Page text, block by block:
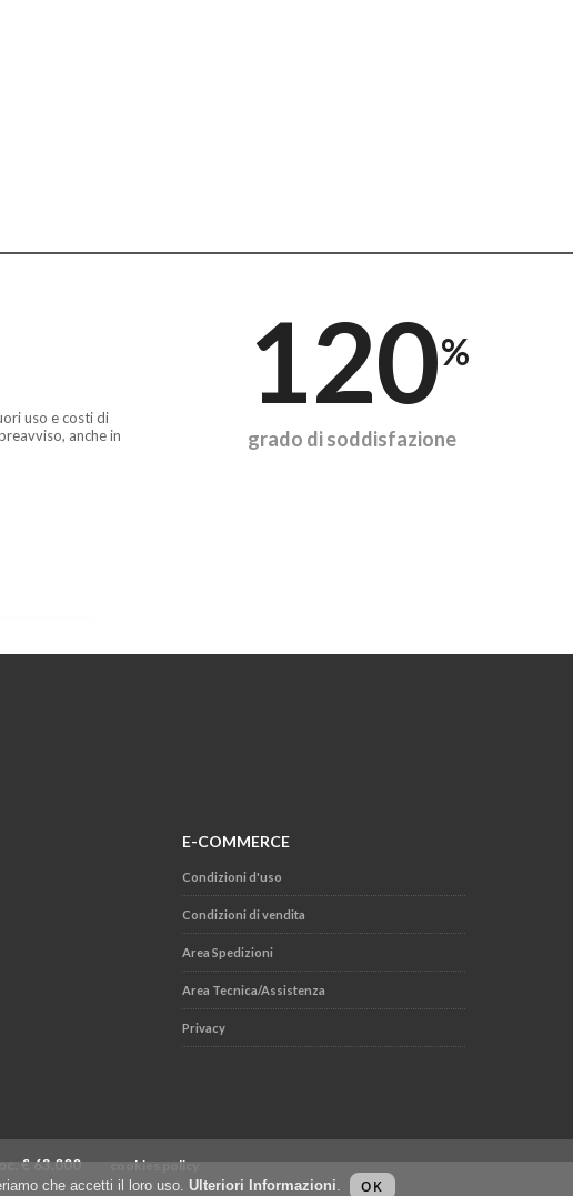
uso e costi di
anche in
120%
grado di soddisfazione
E-COMMERCE
Condizioni d'uso
Condizioni di vendita
Area Spedizioni
Area Tecnica/Assistenza
Privacy
€ 63.000 cookies policy
che accetti il loro uso.Ulteriori Informazioni